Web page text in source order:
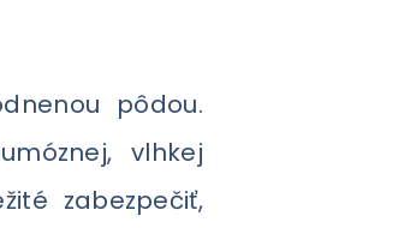
pôdou.
vlhkej
zabezpečiť,